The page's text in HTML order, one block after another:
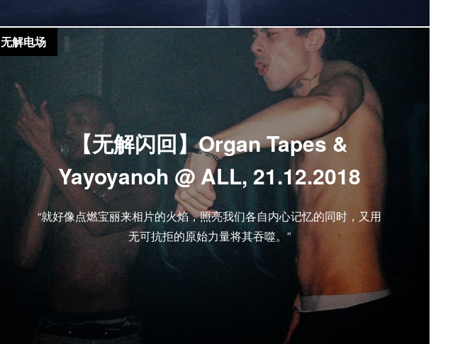
【无解闪回】Organ Tapes &
Yayoyanoh @ ALL, 21.12.2018
“就好像点燃宝丽来相片的火焰，照亮我们各自内心记忆的同时，又用
无可抗拒的原始力量将其吞噬。”
无解电场